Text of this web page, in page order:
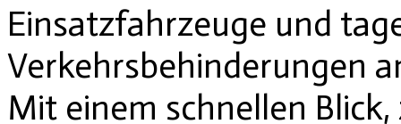
Einsatzfahrzeuge und
Verkehrsbehinderungen
Mit einem schnellen